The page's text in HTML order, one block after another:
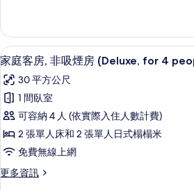
煙
房
(Japanese,
for
3
people)
的
所
相
雙
床
房,
非
吸
煙
房
(Japanese,
for
3
people)
的
顯
示
家
庭
客
房,
吸
高級寢
6
家庭客房, 非吸煙房 (Deluxe, for 4
30 平方公尺
1 間臥室
可容納 4 人 (依實際入住人數計費)
2 張單人床和 2 張單人日式榻榻米
免費無線上網
更多資訊
更